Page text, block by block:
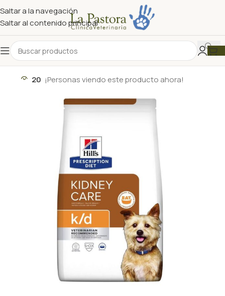
Saltar a la navegación
Saltar al contenido principal
20 ¡Personas viendo este producto ahora!